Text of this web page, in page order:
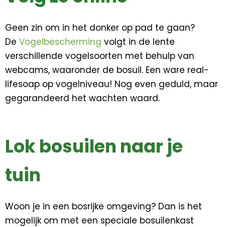
Geen zin om in het donker op pad te gaan?
De Vogelbescherming volgt in de lente
verschillende vogelsoorten met behulp van
webcams, waaronder de bosuil. Een ware real-
lifesoap op vogelniveau! Nog even geduld, maar
gegarandeerd het wachten waard.
Lok bosuilen naar je
tuin
Woon je in een bosrijke omgeving? Dan is het
mogelijk om met een speciale bosuilenkast